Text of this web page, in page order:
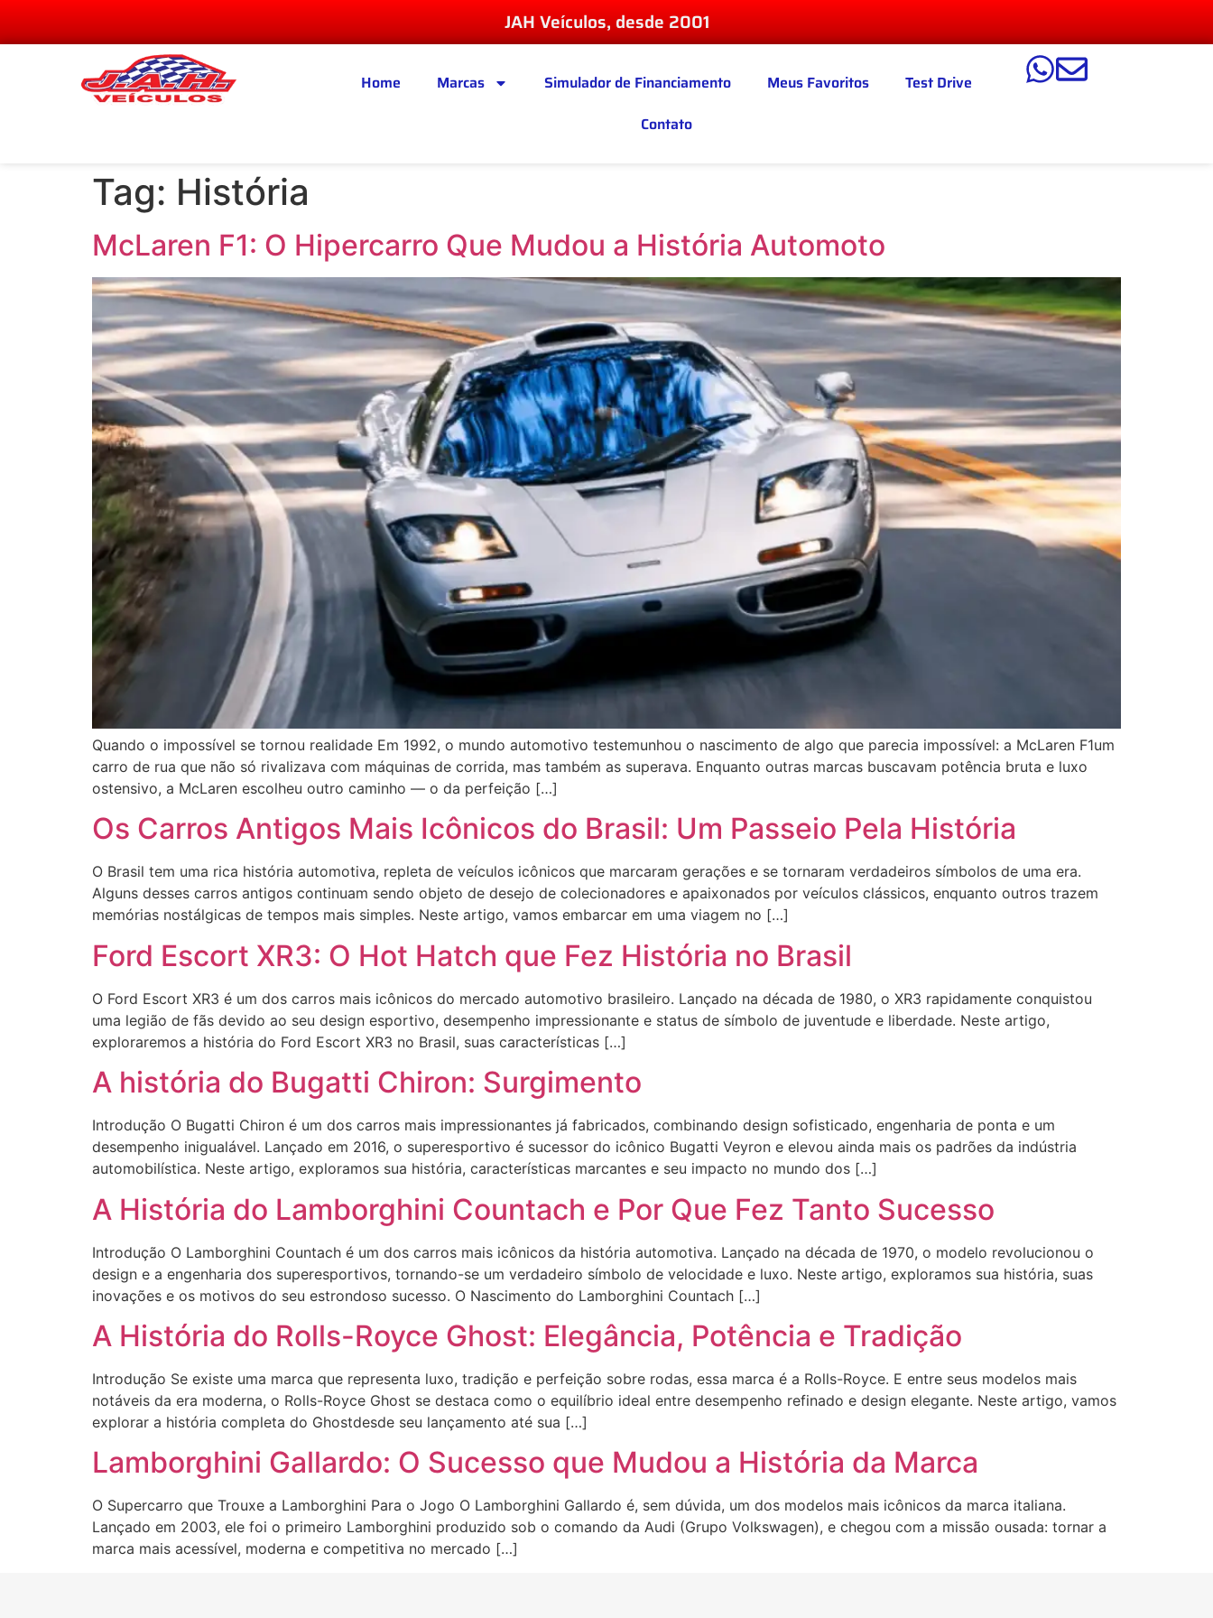
JAH Veículos, desde 2001
Home Marcas Simulador de Financiamento Meus Favoritos
Test Drive
Contato
Tag: História
McLaren F1: O Hipercarro Que Mudou a História Automoto
Quando o impossível se tornou realidade Em 1992, o mundo automotivo testemunhou o nascimento de algo que parecia impossível: a McLaren F1um
carro de rua que não só rivalizava com máquinas de corrida, mas também as superava. Enquanto outras marcas buscavam potência bruta e luxo
ostensivo, a McLaren escolheu outro caminho — o da perfeição […]
Os Carros Antigos Mais Icônicos do Brasil: Um Passeio Pela História
O Brasil tem uma rica história automotiva, repleta de veículos icônicos que marcaram gerações e se tornaram verdadeiros símbolos de uma era.
Alguns desses carros antigos continuam sendo objeto de desejo de colecionadores e apaixonados por veículos clássicos, enquanto outros trazem
memórias nostálgicas de tempos mais simples. Neste artigo, vamos embarcar em uma viagem no […]
Ford Escort XR3: O Hot Hatch que Fez História no Brasil
O Ford Escort XR3 é um dos carros mais icônicos do mercado automotivo brasileiro. Lançado na década de 1980, o XR3 rapidamente conquistou
uma legião de fãs devido ao seu design esportivo, desempenho impressionante e status de símbolo de juventude e liberdade. Neste artigo,
exploraremos a história do Ford Escort XR3 no Brasil, suas características […]
A história do Bugatti Chiron: Surgimento
Introdução O Bugatti Chiron é um dos carros mais impressionantes já fabricados, combinando design sofisticado, engenharia de ponta e um
desempenho inigualável. Lançado em 2016, o superesportivo é sucessor do icônico Bugatti Veyron e elevou ainda mais os padrões da indústria
automobilística. Neste artigo, exploramos sua história, características marcantes e seu impacto no mundo dos […]
A História do Lamborghini Countach e Por Que Fez Tanto Sucesso
Introdução O Lamborghini Countach é um dos carros mais icônicos da história automotiva. Lançado na década de 1970, o modelo revolucionou o
design e a engenharia dos superesportivos, tornando-se um verdadeiro símbolo de velocidade e luxo. Neste artigo, exploramos sua história, suas
inovações e os motivos do seu estrondoso sucesso. O Nascimento do Lamborghini Countach […]
A História do Rolls-Royce Ghost: Elegância, Potência e Tradição
Introdução Se existe uma marca que representa luxo, tradição e perfeição sobre rodas, essa marca é a Rolls-Royce. E entre seus modelos mais
notáveis da era moderna, o Rolls-Royce Ghost se destaca como o equilíbrio ideal entre desempenho refinado e design elegante. Neste artigo, vamos
explorar a história completa do Ghostdesde seu lançamento até sua […]
Lamborghini Gallardo: O Sucesso que Mudou a História da Marca
O Supercarro que Trouxe a Lamborghini Para o Jogo O Lamborghini Gallardo é, sem dúvida, um dos modelos mais icônicos da marca italiana.
Lançado em 2003, ele foi o primeiro Lamborghini produzido sob o comando da Audi (Grupo Volkswagen), e chegou com a missão ousada: tornar a
marca mais acessível, moderna e competitiva no mercado […]